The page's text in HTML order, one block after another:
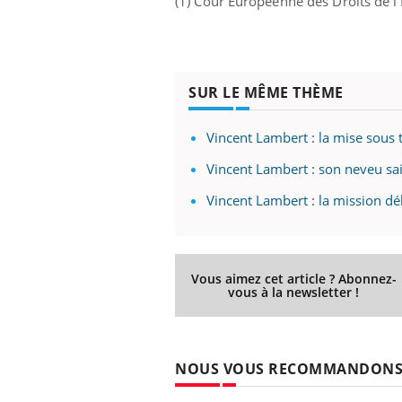
SUR LE MÊME THÈME
Vincent Lambert : la mise
Vincent Lambert : son neveu
Vincent Lambert : la mission
Vous aimez cet article ? Abonnez-
vous à la newsletter !
NOUS VOUS RECOMMANDONS
Carence en fer : comprendre pour
Youtube
Fatigue, irritabilité, brouillard mental ou
carence en fer sont multiples ce qui la rend
En